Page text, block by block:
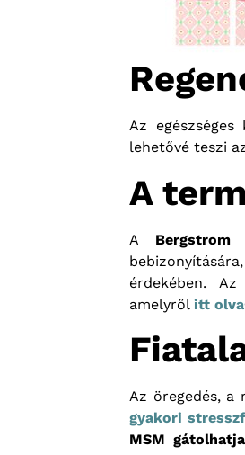
Az egészséges
lehetővé teszi
A
A Bergstrom
érdekében.
amelyről itt
Az öregedés, a
gyakori
MSM